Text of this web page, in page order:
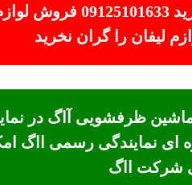
برای استعلام قیمت
لیفان را گران نخرید
ای نمایندگی رسمی ااگ
شرکت ااگ